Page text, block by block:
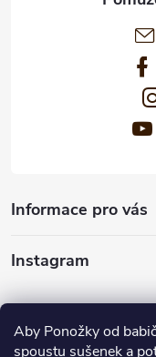
Aby Ponožky od
spoustu sušenek a
Informace pro vás
Instagram